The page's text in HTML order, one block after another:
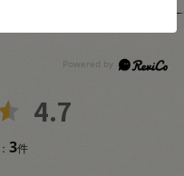
ュー
4.7
3件